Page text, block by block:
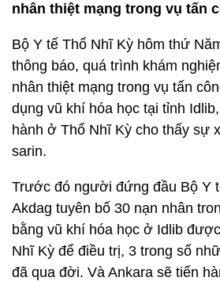
nhân thiệt mạng trong vụ tấn
Bộ Y tế Thổ Nhĩ Kỳ hôm thứ
thông báo, quá trình khám
nhân thiệt mạng trong vụ tấn
dụng vũ khí hóa học tại tỉnh
hành ở Thổ Nhĩ Kỳ cho thấy sự
sarin.
Trước đó người đứng đầu Bộ Y
Akdag tuyên bố 30 nạn nhân
bằng vũ khí hóa học ở Idlib
Nhĩ Kỳ để điều trị, 3 trong số
đã qua đời. Và Ankara sẽ tiến